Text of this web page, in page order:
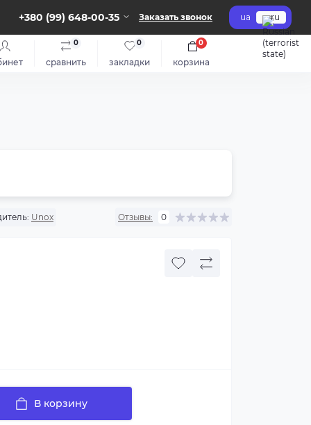
+380 (99) 648-00-35 Заказать звонок ua ru
сравнить
0
закладки
0
корзина
0
Unox Отзывы: 0
В корзину